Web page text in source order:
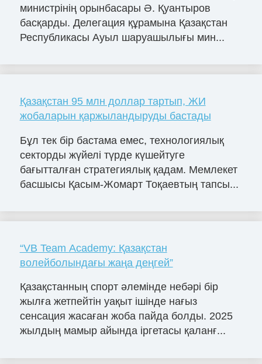
министрінің орынбасары Ә. Қуантыров
басқарды. Делегация құрамына Қазақстан
Республикасы Ауыл шаруашылығы мин...
Қазақстан 95 млн доллар тартып, ЖИ
жобаларын қаржыландыруды бастады
Бұл тек бір бастама емес, технологиялық
секторды жүйелі түрде күшейтуге
бағытталған стратегиялық қадам. Мемлекет
басшысы Қасым-Жомарт Тоқаевтың тапсы...
“VB Team Academy: Қазақстан
волейболындағы жаңа деңгей”
Қазақстанның спорт әлемінде небәрі бір
жылға жетпейтін уақыт ішінде нағыз
сенсация жасаған жоба пайда болды. 2025
жылдың мамыр айында іргетасы қаланғ...